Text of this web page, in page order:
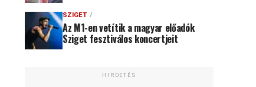
SZIGET
Az M1-en vetítik a magyar előadók
Sziget fesztiválos koncertjeit
HIRDETÉS